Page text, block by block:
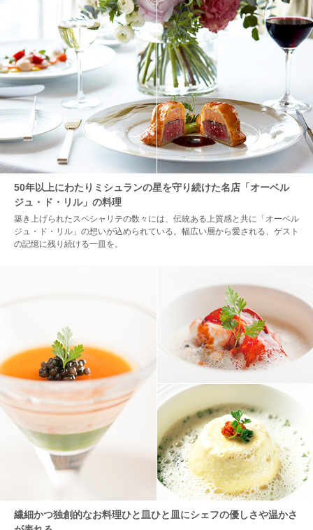
50年以上にわたりミシュランの星を守り続けた名店「オーベル
ジュ・ド・リル」の料理
築き上げられたスペシャリテの数々には、伝統ある上質感と共に「オーベル
ジュ・ド・リル」の想いが込められている。幅広い層から愛される、ゲスト
の記憶に残り続ける一皿を。
繊細かつ独創的なお料理ひと皿ひと皿にシェフの優しさや温かさ